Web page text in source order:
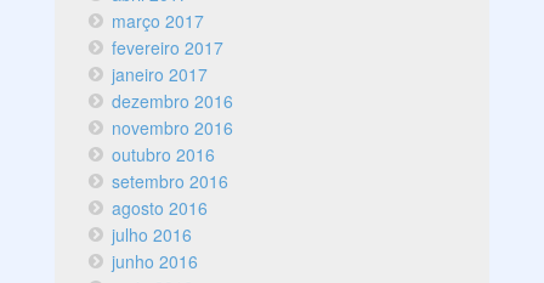
março 2017
fevereiro 2017
janeiro 2017
dezembro 2016
novembro 2016
outubro 2016
setembro 2016
agosto 2016
julho 2016
junho 2016